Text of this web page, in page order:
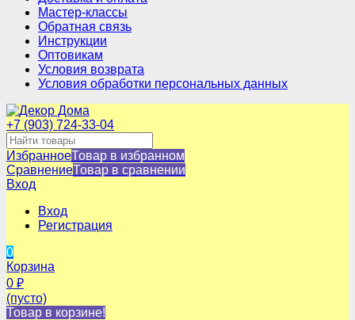
Мастер-классы
Обратная связь
Инструкции
Оптовикам
Условия возврата
Условия обработки персональных данных
+7 (903) 724-33-04
ИзбранноеТовар в избранном
СравнениеТовар в сравнении
Вход
Вход
Регистрация
0
Корзина
0 ₽
(пусто)
Товар в корзине!